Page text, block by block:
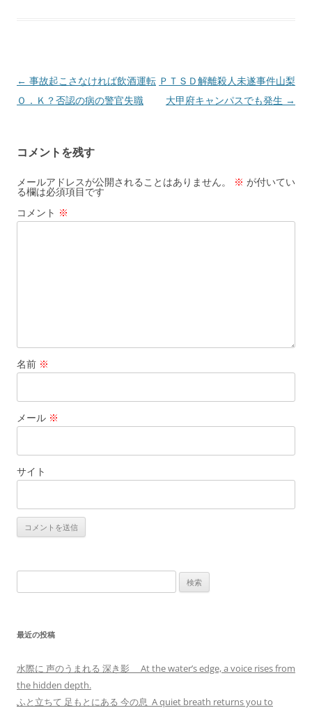
投
稿
ゲ
ー
シ
ョ
← 事故起こさなければ飲酒運転
Ｏ．Ｋ？否認の病の警官失職
ＰＴＳＤ解離殺人未遂事件山梨
大甲府キャンパスでも発生 →
コメントを残す
メールアドレスが公開されることはありません。 ※ が付いてい
る欄は必須項目です
コメント ※
名前 ※
メール ※
サイト
索:
最近の投稿
水際に 声のうまれる 深き影 At the water’s edge, a voice rises from
the hidden depth.
ふと立ちて 足もとにある 今の息 A quiet breath returns you to